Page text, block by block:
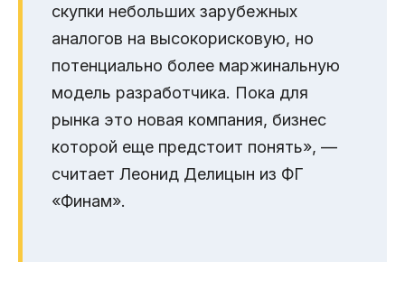
скупки небольших зарубежных
аналогов на высокорисковую, но
потенциально более маржинальную
модель разработчика. Пока для
рынка это новая компания, бизнес
которой еще предстоит понять», —
считает Леонид Делицын из ФГ
«Финам».